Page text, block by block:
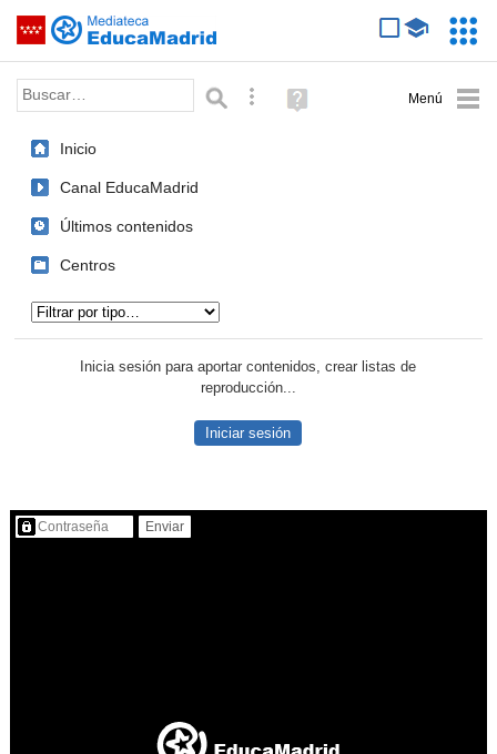
Saltar navegación
Palabra o frase: Búsqueda avanzada
Ayuda
(en
Inicio
Canal EducaMadrid
Últimos contenidos
Centros
Inicia sesión para aportar contenidos, crear listas de
reproducción...
Iniciar sesión
Contenido protegido…